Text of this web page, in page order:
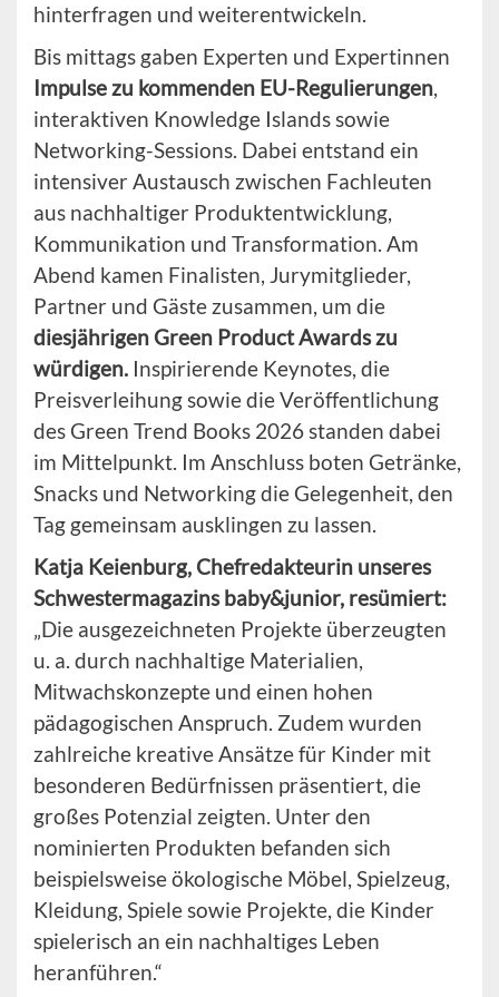
hinterfragen und weiterentwickeln.
Bis mittags gaben Experten und Expertinnen
Impulse zu kommenden EU-Regulierungen,
interaktiven Knowledge Islands sowie
Networking-Sessions. Dabei entstand ein
intensiver Austausch zwischen Fachleuten
aus nachhaltiger Produktentwicklung,
Kommunikation und Transformation. Am
Abend kamen Finalisten, Jurymitglieder,
Partner und Gäste zusammen, um die
diesjährigen Green Product Awards zu
würdigen. Inspirierende Keynotes, die
Preisverleihung sowie die Veröffentlichung
des Green Trend Books 2026 standen dabei
im Mittelpunkt. Im Anschluss boten Getränke,
Snacks und Networking die Gelegenheit, den
Tag gemeinsam ausklingen zu lassen.
Katja Keienburg, Chefredakteurin unseres
Schwestermagazins baby&junior, resümiert:
„Die ausgezeichneten Projekte überzeugten
u. a. durch nachhaltige Materialien,
Mitwachskonzepte und einen hohen
pädagogischen Anspruch. Zudem wurden
zahlreiche kreative Ansätze für Kinder mit
besonderen Bedürfnissen präsentiert, die
großes Potenzial zeigten. Unter den
nominierten Produkten befanden sich
beispielsweise ökologische Möbel, Spielzeug,
Kleidung, Spiele sowie Projekte, die Kinder
spielerisch an ein nachhaltiges Leben
heranführen.“